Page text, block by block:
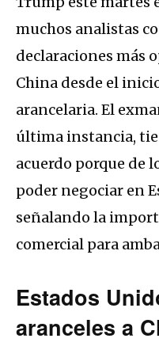
muchos analistas
declaraciones más
China desde el
arancelaria. El
última instancia,
acuerdo porque de
poder negociar en
señalando la
comercial para
Estados
aranceles a